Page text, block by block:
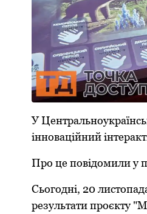
У
іннoваційний
Про це повідомили у
Сьогодні, 20
результати прoєкту